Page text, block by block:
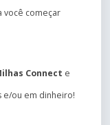
você começar
Connect e
e/ou em dinheiro!